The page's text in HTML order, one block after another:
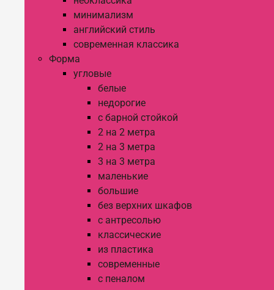
минимализм
английский стиль
современная классика
Форма
угловые
белые
недорогие
с барной стойкой
2 на 2 метра
2 на 3 метра
3 на 3 метра
маленькие
большие
без верхних шкафов
с антресолью
классические
из пластика
современные
с пеналом